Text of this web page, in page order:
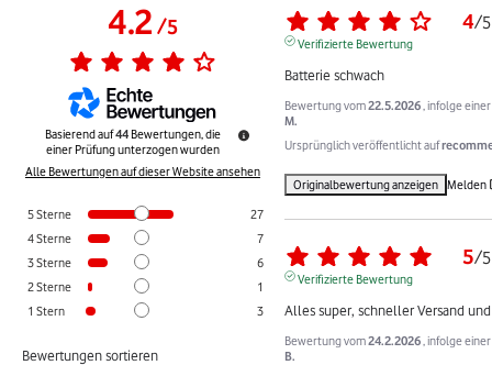
4.2/5
Basierend auf44 Bewertungen, die
einer Prüfung unterzogen wurden
Alle Bewertungen auf dieser Website ansehen
5Sterne
27
4Sterne
7
3Sterne
6
2Sterne
1
1 Stern 3
Bewertungen sortieren
4/5
Verifizierte Bewertung
Batterie schwach
Bewertung vom22.5.2026 , infolge
M.
Ursprünglich veröffentlicht auf
Originalbewertung anzeigen Melden
5/5
Verifizierte Bewertung
Alles super, schneller Versand
Bewertung vom24.2.2026 , infolge
B.